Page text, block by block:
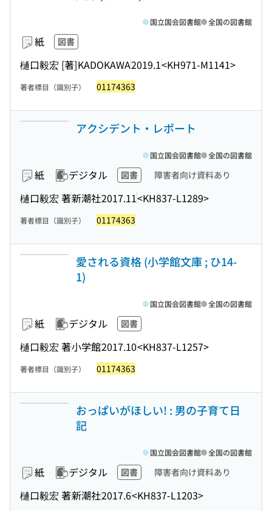
紙 図書
樋口毅宏 [著]KADOKAWA2019.1<KH971-M1141>
国立国会図書館 全国の図書館
著者標目（識別子） 01174363
アクシデント・レポート
紙 デジタル 図書 障害者向け資料あり
樋口毅宏 著新潮社2017.11<KH837-L1289>
国立国会図書館 全国の図書館
著者標目（識別子） 01174363
愛される資格 (小学館文庫 ; ひ14-
1)
紙 デジタル 図書
樋口毅宏 著小学館2017.10<KH837-L1257>
国立国会図書館 全国の図書館
著者標目（識別子） 01174363
おっぱいがほしい! : 男の子育て日
記
紙 デジタル 図書 障害者向け資料あり
樋口毅宏 著新潮社2017.6<KH837-L1203>
国立国会図書館 全国の図書館